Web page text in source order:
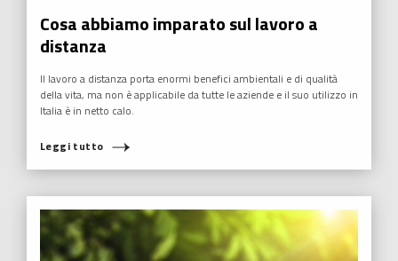
Cosa abbiamo imparato sul lavoro a
distanza
Il lavoro a distanza porta enormi benefici ambientali e di qualità
della vita, ma non è applicabile da tutte le aziende e il suo utilizzo in
Italia è in netto calo.
Leggi tutto